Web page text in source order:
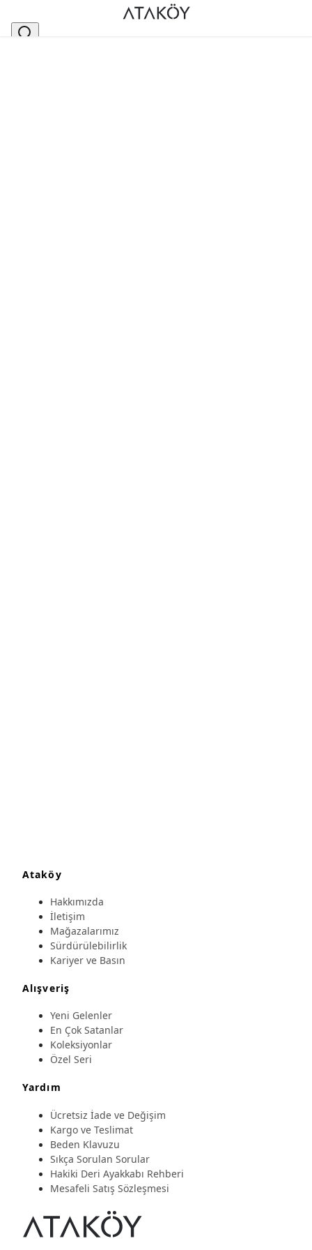
Ataköy
Hakkımızda
İletişim
Mağazalarımız
Sürdürülebilirlik
Kariyer ve Basın
Alışveriş
Yeni Gelenler
En Çok Satanlar
Koleksiyonlar
Özel Seri
Yardım
Ücretsiz İade ve Değişim
Kargo ve Teslimat
Beden Klavuzu
Sıkça Sorulan Sorular
Hakiki Deri Ayakkabı Rehberi
Mesafeli Satış Sözleşmesi